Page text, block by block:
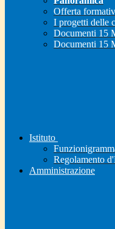
Offerta
I progetti delle
Documenti 15
Documenti 15
Istituto
Regolamento
Amministrazione